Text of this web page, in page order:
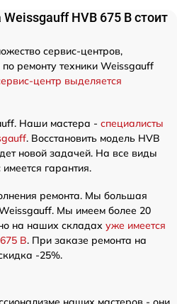
HVB 675 B стоит
сервис-центров,
ремонту техники Weissgauff
центр выделяется
Наши мастера - специалисты
. Восстановить модель HVB
новой задачей. На все виды
гарантия.
ремонта. Мы большая
Мы имеем более 20
на наших складах уже имеется
B. При заказе ремонта на
-25%.